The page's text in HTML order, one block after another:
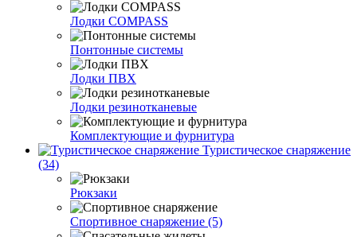
Лодки COMPASS
Понтонные системы
Лодки ПВХ
Лодки резинотканевые
Комплектующие и фурнитура
Туристическое снаряжение
(34)
Рюкзаки
Спортивное снаряжение (5)